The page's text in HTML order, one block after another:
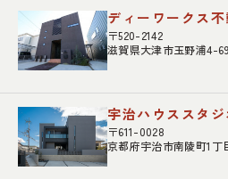
ディーワークス
〒520-2142
滋賀県大津市玉野浦4-69
宇治ハウススタジ
〒611-0028
京都府宇治市南陵町1丁